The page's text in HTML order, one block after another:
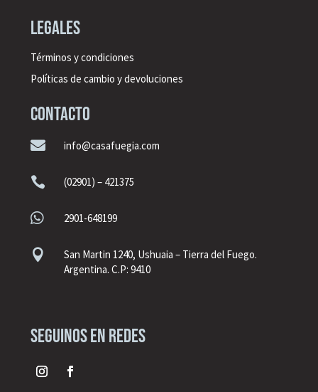
legales
Términos y condiciones
Políticas de cambio y devoluciones
CONTACTO
 info@casafuegia.com
 (02901) – 421375
 2901-648199

San Martin 1240, Ushuaia – Tierra del Fuego.
Argentina. C.P: 9410
seguinos en redes